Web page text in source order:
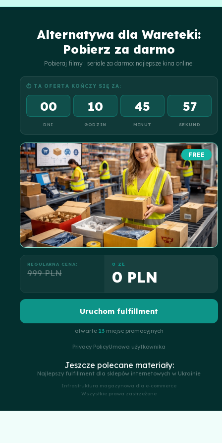
zamówień i zmniejszenia kosztów logistyki, z gwarantowaną jakością.
Alternatywa dla Wareteki:
Pobierz za darmo
Pobieraj filmy i seriale za darmo: najlepsze kina online!
⏱ TA OFERTA KOŃCZY SIĘ ZA:
00
DNI
10
GODZIN
45
MINUT
56
SEKUND
FREE
REGULARNA CENA:
999 PLN
0 ZŁ
0 PLN
Uruchom fulfillment
otwarte 13miejsc promocyjnych
Privacy PolicyUmowa użytkownika
Jeszcze polecane materiały:
Najlepszy fulfillment dla sklepów internetowych w Ukrainie
Infrastruktura magazynowa dla e-commerce
Wszystkie prawa zastrzeżone